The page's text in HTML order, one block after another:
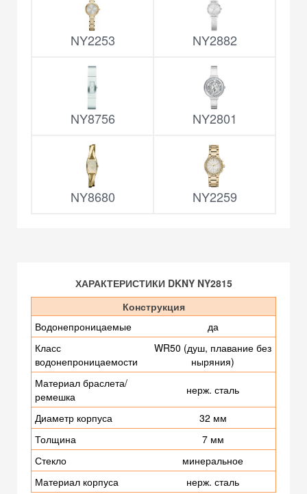
NY2253 NY2882
NY8756 NY2801
NY8680 NY2259
ХАРАКТЕРИСТИКИ DKNY NY2815
Конструкция
Водонепроницаемые
да
Класс
водонепроницаемости
WR50 (душ, плавание без
ныряния)
Материал браслета/
ремешка
нерж. сталь
Диаметр корпуса
32 мм
Толщина
7 мм
Стекло
минеральное
Материал корпуса
нерж. сталь